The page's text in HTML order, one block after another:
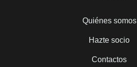
Quiénes somos
Hazte socio
Contactos